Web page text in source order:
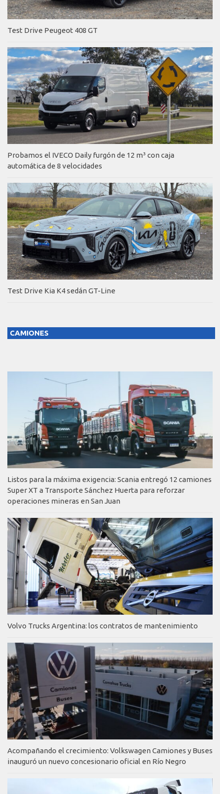
Test Drive Peugeot 408 GT
Probamos el IVECO Daily furgón de 12 m³ con caja
automática de 8 velocidades
Test Drive Kia K4 sedán GT-Line
CAMIONES
Listos para la máxima exigencia: Scania entregó 12 camiones
Super XT a Transporte Sánchez Huerta para reforzar
operaciones mineras en San Juan
Volvo Trucks Argentina: los contratos de mantenimiento
Acompañando el crecimiento: Volkswagen Camiones y Buses
inauguró un nuevo concesionario oficial en Río Negro